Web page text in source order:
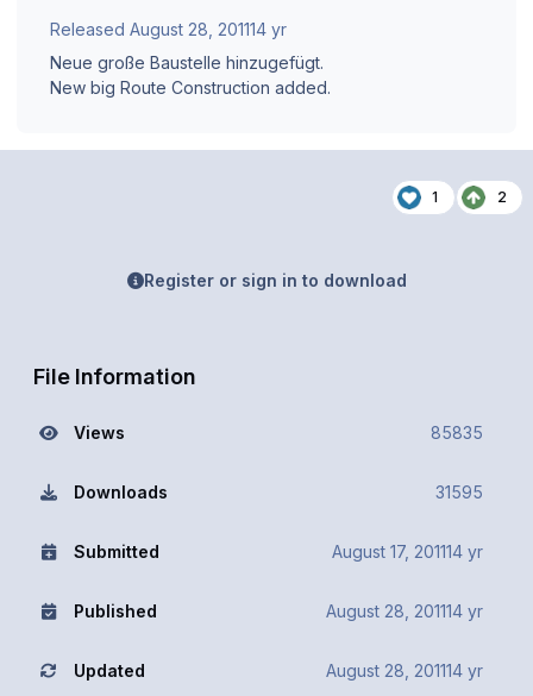
Released August 28, 201114 yr
Neue große Baustelle hinzugefügt.
New big Route Construction added.
1 2
Register or sign in to download
File Information
Views 85835
Downloads 31595
Submitted August 17, 201114 yr
Published August 28, 201114 yr
Updated August 28, 201114 yr